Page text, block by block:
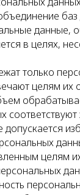
данные,
в целях,
только
целям их
целям